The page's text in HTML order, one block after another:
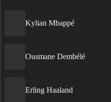
Kylian Mbappé
Ousmane Dembélé
Erling Haaland